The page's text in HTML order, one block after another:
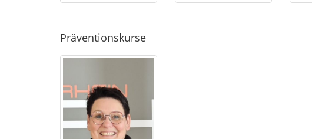
Präventionskurse